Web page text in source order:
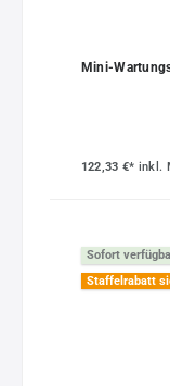
Mini-
122,33 €* inkl.
Sofort
Staffelrabatt